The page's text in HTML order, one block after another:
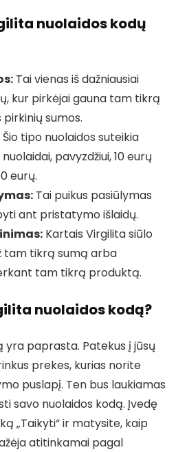
nuolaidos kodų
Tai vienas iš dažniausiai
kur pirkėjai gauna tam tikrą
sumos.
Šio tipo nuolaidos suteikia
pavyzdžiui, 10 eurų
eurų.
Tai puikus pasiūlymas
ant pristatymo išlaidų.
Kartais Virgilita siūlo
tam tikrą sumą arba
tam tikrą produktą.
nuolaidos kodą?
yra paprasta. Patekus į jūsų
prekes, kurias norite
puslapį. Ten bus laukiamas
savo nuolaidos kodą. Įvedę
„Taikyti“ ir matysite, kaip
atitinkamai pagal